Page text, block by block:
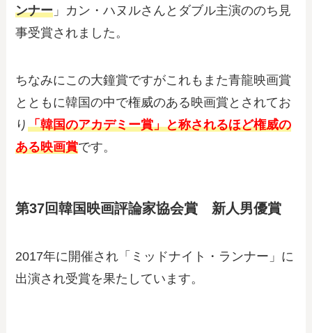
ンナー 」カン・ハヌルさんとダブル主演ののち見
事受賞されました。
ちなみにこの大鐘賞ですがこれもまた青龍映画賞
とともに韓国の中で権威のある映画賞とされてお
り「韓国のアカデミー賞」と称されるほど権威の
ある映画賞です。
第37回韓国映画評論家協会賞 新人男優賞
2017年に開催され「ミッドナイト・ランナー」に
出演され受賞を果たしています。